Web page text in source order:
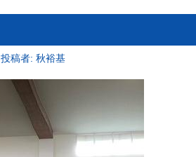
投稿者: 秋裕基